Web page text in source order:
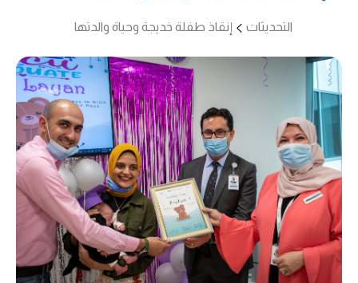
التحديثات إنقاذ طفلة خديجة وحياة والدتها